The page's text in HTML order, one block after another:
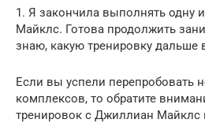
1. Я закончила выполнять одну
Майклс. Готова продолжить
знаю, какую тренировку дальше
Если вы успели перепробовать
комплексов, то обратите
тренировок с Джиллиан Майклс